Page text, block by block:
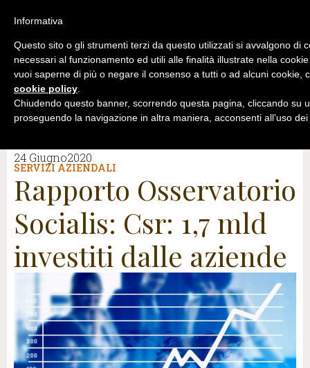
24 Giugno2020
SERVIZI AZIENDALI
Rapporto Osservatorio
Socialis: Csr: 1,7 mld
investiti dalle aziende
Informativa
Questo sito o gli strumenti terzi da questo utilizzati si avvalgono di
necessari al funzionamento ed utili alle finalità illustrate nella
vuoi saperne di più o negare il consenso a tutti o ad alcuni cookie,
cookie policy.
Chiudendo questo banner, scorrendo questa pagina, cliccando su
proseguendo la navigazione in altra maniera, acconsenti all’uso